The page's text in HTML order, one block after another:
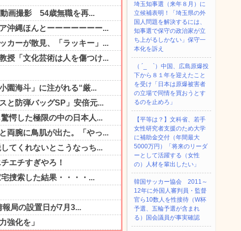
埼玉知事選（来年８月）に
立候補表明！「埼玉県の外
国人問題を解決するには、
知事選で保守の政治家が立
ち上がるしかない」保守一
本化を訴え
（ ´_ゝ`）中国、広島原爆投
下から８１年を迎えたこと
を受け「日本は原爆被害者
の立場で同情を買おうとす
るのを止めろ」
【平等は？】文科省、若手
女性研究者支援のため大学
に補助金交付（年間最大
5000万円）「将来のリーダ
ーとして活躍する（女性
の）人材を輩出したい」
韓国サッカー協会 2011～
12年に外国人審判員・監督
官ら10数人を性接待（W杯
予選、五輪予選が含まれ
る）国会議員が事実確認